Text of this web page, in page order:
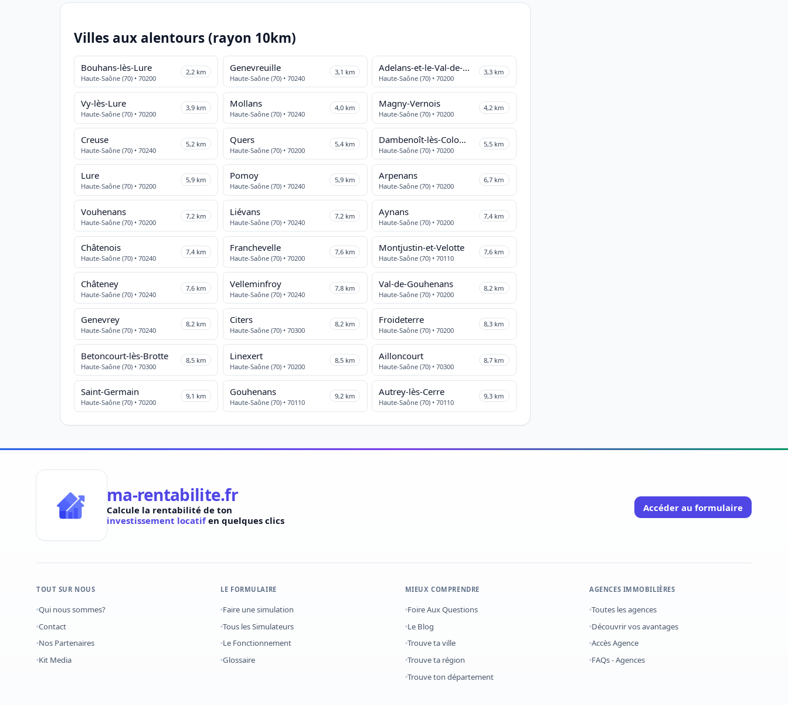
Villes aux alentours (rayon 10km)
Bouhans-lès-Lure
Haute-Saône (70) • 70200
2,2 km Genevreuille
Haute-Saône (70) • 70240
3,1 km Adelans-et-le-Val-de-Bithaine
Haute-Saône (70) • 70200
3,3 km
Vy-lès-Lure
Haute-Saône (70) • 70200
3,9 km Mollans
Haute-Saône (70) • 70240
4,0 km Magny-Vernois
Haute-Saône (70) • 70200
4,2 km
Creuse
Haute-Saône (70) • 70240
5,2 km Quers
Haute-Saône (70) • 70200
5,4 km Dambenoît-lès-Colombe
Haute-Saône (70) • 70200
5,5 km
Lure
Haute-Saône (70) • 70200
5,9 km Pomoy
Haute-Saône (70) • 70240
5,9 km Arpenans
Haute-Saône (70) • 70200
6,7 km
Vouhenans
Haute-Saône (70) • 70200
7,2 km Liévans
Haute-Saône (70) • 70240
7,2 km Aynans
Haute-Saône (70) • 70200
7,4 km
Châtenois
Haute-Saône (70) • 70240
7,4 km Franchevelle
Haute-Saône (70) • 70200
7,6 km Montjustin-et-Velotte
Haute-Saône (70) • 70110
7,6 km
Châteney
Haute-Saône (70) • 70240
7,6 km Velleminfroy
Haute-Saône (70) • 70240
7,8 km Val-de-Gouhenans
Haute-Saône (70) • 70200
8,2 km
Genevrey
Haute-Saône (70) • 70240
8,2 km Citers
Haute-Saône (70) • 70300
8,2 km Froideterre
Haute-Saône (70) • 70200
8,3 km
Betoncourt-lès-Brotte
Haute-Saône (70) • 70300
8,5 km Linexert
Haute-Saône (70) • 70200
8,5 km Ailloncourt
Haute-Saône (70) • 70300
8,7 km
Saint-Germain
Haute-Saône (70) • 70200
9,1 km Gouhenans
Haute-Saône (70) • 70110
9,2 km Autrey-lès-Cerre
Haute-Saône (70) • 70110
9,3 km
ma-rentabilite.fr
Calcule la rentabilité de ton
investissement locatifen quelques clics
Accéder au formulaire
TOUT SUR NOUS
Qui nous sommes?
Contact
Nos Partenaires
Kit Media
LE FORMULAIRE
Faire une simulation
Tous les Simulateurs
Le Fonctionnement
Glossaire
MIEUX COMPRENDRE
Foire Aux Questions
Le Blog
Trouve ta ville
Trouve ta région
Trouve ton département
AGENCES IMMOBILIÈRES
Toutes les agences
Découvrir vos avantages
Accès Agence
FAQs - Agences